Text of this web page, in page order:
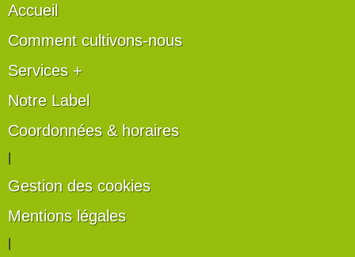
Accueil
Comment cultivons-nous
Services +
Notre Label
Coordonnées & horaires
Gestion des cookies
Mentions légales